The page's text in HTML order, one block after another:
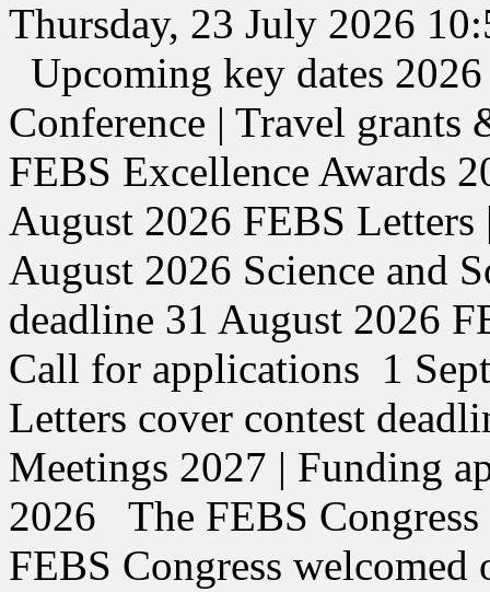
Thursday, 23 July 2026
Upcoming key dates
Conference | Travel grants
FEBS Excellence Awards
August 2026 FEBS
August 2026 Science and
deadline 31 August 2026
Call for applications 1
Letters cover contest
Meetings 2027 | Funding
2026 The FEBS
FEBS Congress